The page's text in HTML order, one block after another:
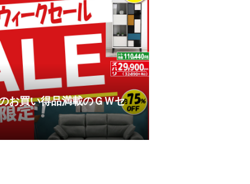
お買い得品満載のＧＷセ